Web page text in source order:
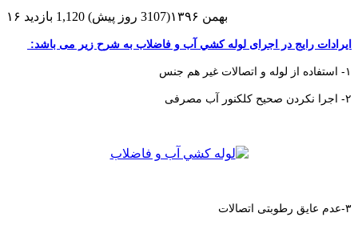
۱۶ بهمن ۱۳۹۶(3107 روز پیش) 1,120 بازدید
اﻳﺮادات راﻳﺞ در اﺟﺮای ﻟﻮﻟﻪ ﻛﺸﻲ آب و ﻓﺎﺿﻼب به شرح زیر می باشد:
۱- استفاده از لوله و اتصالات غیر هم جنس
۲- اجرا نکردن صحیح کلکنور آب مصرفی
۳-عدم عایق رطوبتی اتصالات